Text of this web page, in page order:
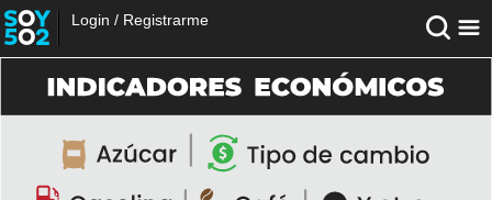
Login / Registrarme